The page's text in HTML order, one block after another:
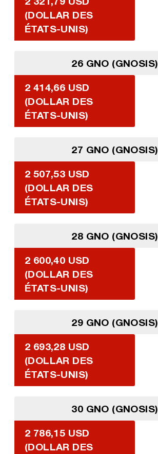
(DOLLAR DES
ÉTATS-UNIS)
26 GNO (GNOSIS)
2 414,66 USD
(DOLLAR DES
ÉTATS-UNIS)
27 GNO (GNOSIS)
2 507,53 USD
(DOLLAR DES
ÉTATS-UNIS)
28 GNO (GNOSIS)
2 600,40 USD
(DOLLAR DES
ÉTATS-UNIS)
29 GNO (GNOSIS)
2 693,28 USD
(DOLLAR DES
ÉTATS-UNIS)
30 GNO (GNOSIS)
2 786,15 USD
(DOLLAR DES